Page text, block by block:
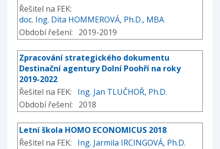
Řešitel na FEK:
doc. Ing. Dita HOMMEROVÁ, Ph.D., MBA
Období řešení: 2019-2019
Zpracování strategického dokumentu
Destinační agentury Dolní Poohří na roky
2019-2022
Řešitel na FEK: Ing. Jan TLUČHOŘ, Ph.D.
Období řešení: 2018
Letní škola HOMO ECONOMICUS 2018
Řešitel na FEK: Ing. Jarmila IRCINGOVÁ, Ph.D.